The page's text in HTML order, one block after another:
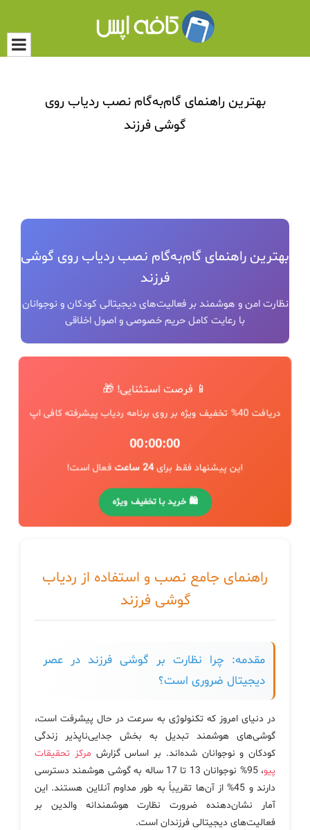
بهترین راهنمای گام‌به‌گام نصب ردیاب روی
گوشی فرزند
بهترین راهنمای گام‌به‌گام نصب ردیاب روی گوشی
فرزند
نظارت امن و هوشمند بر فعالیت‌های دیجیتالی کودکان و نوجوانان
با رعایت کامل حریم خصوصی و اصول اخلاقی
📱 فرصت استثنایی! 🎁
دریافت 40% تخفیف ویژه بر روی برنامه ردیاب پیشرفته کافی اپ
00:00:00
این پیشنهاد فقط برای24 ساعت فعال است!
🛍️ خرید با تخفیف ویژه
راهنمای جامع نصب و استفاده از ردیاب
گوشی فرزند
مقدمه: چرا نظارت بر گوشی فرزند در عصر
دیجیتال ضروری است؟
در دنیای امروز که تکنولوژی به سرعت در حال پیشرفت است،
گوشی‌های هوشمند تبدیل به بخش جدایی‌ناپذیر زندگی
کودکان و نوجوانان شده‌اند. بر اساس گزارش مرکز تحقیقات
پیو
، 95% نوجوانان 13 تا 17 ساله به گوشی هوشمند دسترسی
دارند و 45% از آن‌ها تقریباً به طور مداوم آنلاین هستند. این
آمار نشان‌دهنده ضرورت نظارت هوشمندانه والدین بر
فعالیت‌های دیجیتالی فرزندان است.